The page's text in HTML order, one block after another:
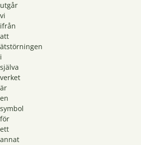
utgår
vi
ifrån
att
ätstörningen
i
själva
verket
är
en
symbol
för
ett
annat